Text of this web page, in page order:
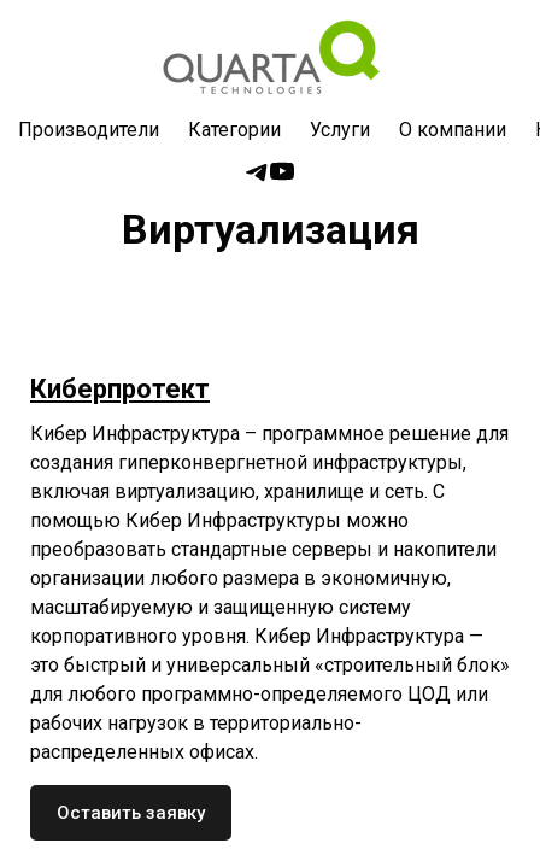
Производители Категории Услуги О компании
Виртуализация
Киберпротект
Кибер Инфраструктура – программное решение для
создания гиперконвергнетной инфраструктуры,
включая виртуализацию, хранилище и сеть. С
помощью Кибер Инфраструктуры можно
преобразовать стандартные серверы и накопители
организации любого размера в экономичную,
масштабируемую и защищенную систему
корпоративного уровня. Кибер Инфраструктура —
это быстрый и универсальный «строительный блок»
для любого программно-определяемого ЦОД или
рабочих нагрузок в территориально-
распределенных офисах.
Оставить заявку